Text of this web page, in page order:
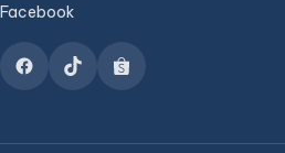
Facebook